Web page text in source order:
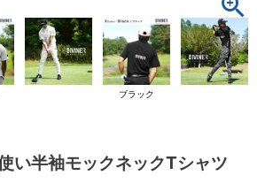
ブラック
い半袖モックネックTシャツ